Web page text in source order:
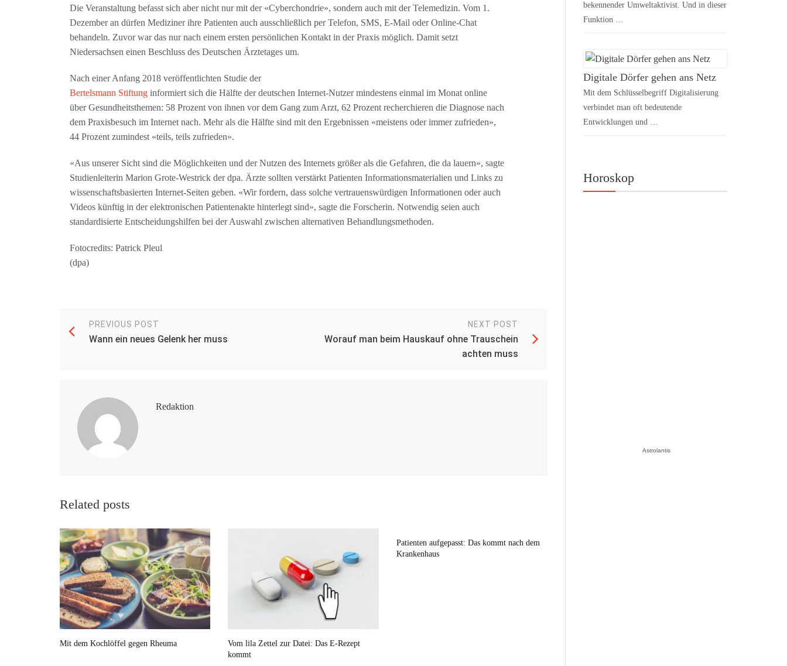
Die Veranstaltung befasst sich aber nicht nur mit der «Cyberchondrie», sondern auch mit der Telemedizin. Vom 1.
Dezember an dürfen Mediziner ihre Patienten auch ausschließlich per Telefon, SMS, E-Mail oder Online-Chat
behandeln. Zuvor war das nur nach einem ersten persönlichen Kontakt in der Praxis möglich. Damit setzt
Niedersachsen einen Beschluss des Deutschen Ärztetages um.
Nach einer Anfang 2018 veröffentlichten Studie der
Bertelsmann Stiftunginformiert sich die Hälfte der deutschen Internet-Nutzer mindestens einmal im Monat online
über Gesundheitsthemen: 58 Prozent von ihnen vor dem Gang zum Arzt, 62 Prozent recherchieren die Diagnose nach
dem Praxisbesuch im Internet nach. Mehr als die Hälfte sind mit den Ergebnissen «meistens oder immer zufrieden»,
44 Prozent zumindest «teils, teils zufrieden».
«Aus unserer Sicht sind die Möglichkeiten und der Nutzen des Internets größer als die Gefahren, die da lauern», sagte
Studienleiterin Marion Grote-Westrick der dpa. Ärzte sollten verstärkt Patienten Informationsmaterialien und Links zu
wissenschaftsbasierten Internet-Seiten geben. «Wir fordern, dass solche vertrauenswürdigen Informationen oder auch
Videos künftig in der elektronischen Patientenakte hinterlegt sind», sagte die Forscherin. Notwendig seien auch
standardisierte Entscheidungshilfen bei der Auswahl zwischen alternativen Behandlungsmethoden.
Fotocredits: Patrick Pleul
(dpa)
PREVIOUS POST
Wann ein neues Gelenk her muss
NEXT POST
Worauf man beim Hauskauf ohne Trauschein
achten muss
Redaktion
Related posts
Mit dem Kochlöffel gegen Rheuma
Vom lila Zettel zur Datei: Das E-Rezept
kommt
Patienten aufgepasst: Das kommt nach dem
Krankenhaus
bekennender Umweltaktivist. Und in dieser
Funktion …
Digitale Dörfer gehen ans Netz
Mit dem Schlüsselbegriff Digitalisierung
verbindet man oft bedeutende
Entwicklungen und …
Horoskop
Astrolantis